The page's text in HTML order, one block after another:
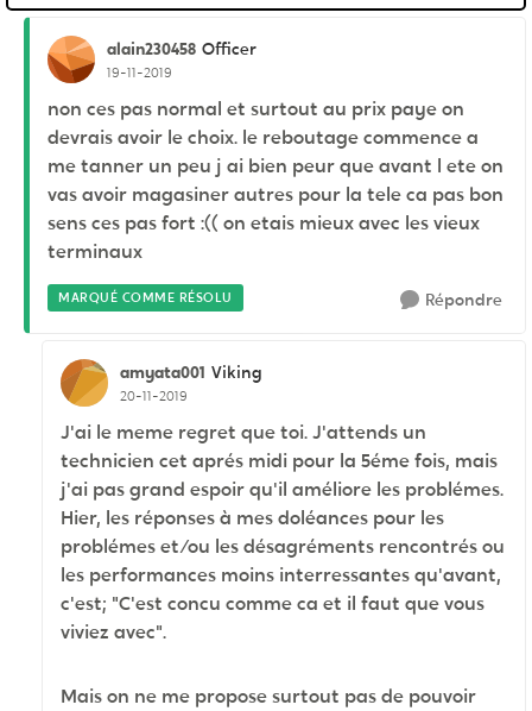
alain230458 Officer
19-11-2019
non ces pas normal et surtout au prix paye on
devrais avoir le choix. le reboutage commence a
me tanner un peu j ai bien peur que avant l ete on
vas avoir magasiner autres pour la tele ca pas bon
sens ces pas fort :(( on etais mieux avec les vieux
terminaux
MARQUÉ COMME RÉSOLU Répondre
amyata001 Viking
20-11-2019
J'ai le meme regret que toi. J'attends un
technicien cet aprés midi pour la 5éme fois, mais
j'ai pas grand espoir qu'il améliore les problémes.
Hier, les réponses à mes doléances pour les
problémes et/ou les désagréments rencontrés ou
les performances moins interressantes qu'avant,
c'est; "C'est concu comme ca et il faut que vous
viviez avec".
Mais on ne me propose surtout pas de pouvoir